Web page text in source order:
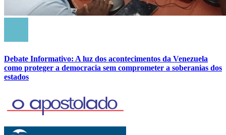
Debate Informativo: A luz dos acontecimentos da Venezuela
como proteger a democracia sem comprometer a soberanias dos
estados